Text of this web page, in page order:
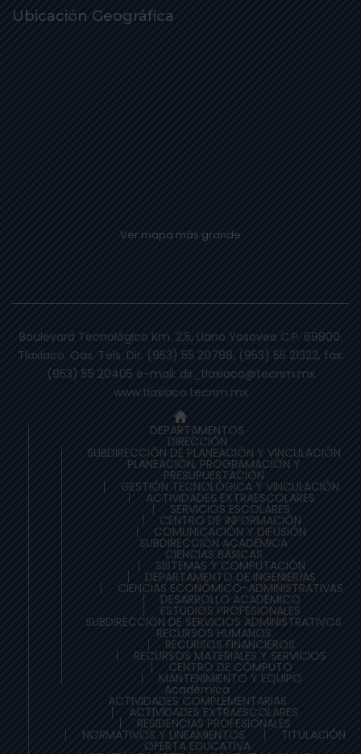
Ubicación Geográfica
Ver mapa más grande
Boulevard Tecnológico Km. 2.5, Llano Yosovee C.P. 69800.
Tlaxiaco. Oax. Tels. Dir. (953) 55 20788, (953) 55 21322, fax:
(953) 55 20405 e-mail: dir_tlaxiaco@tecnm.mx
www.tlaxiaco.tecnm.mx
DEPARTAMENTOS
DIRECCIÓN
SUBDIRECCIÓN DE PLANEACIÒN Y VINCULACIÓN
PLANEACIÓN, PROGRAMACIÓN Y
PRESUPUESTACIÓN
GESTIÓN TECNOLÓGICA Y VINCULACIÓN
ACTIVIDADES EXTRAESCOLARES
SERVICIOS ESCOLARES
CENTRO DE INFORMACIÓN
COMUNICACIÓN Y DIFUSIÓN
SUBDIRECCIÓN ACADÉMICA
CIENCIAS BÁSICAS
SISTEMAS Y COMPUTACIÓN
DEPARTAMENTO DE INGENIERÍAS
CIENCIAS ECONÓMICO-ADMINISTRATIVAS
DESARROLLO ACADÉMICO
ESTUDIOS PROFESIONALES
SUBDIRECCIÓN DE SERVICIOS ADMINISTRATIVOS
RECURSOS HUMANOS
RECURSOS FINANCIEROS
RECURSOS MATERIALES Y SERVICIOS
CENTRO DE CÓMPUTO
MANTENIMIENTO Y EQUIPO
Académica
ACTIVIDADES COMPLEMENTARIAS
ACTIVIDADES EXTRAESCOLARES
RESIDENCIAS PROFESIONALES
NORMATIVOS Y LINEAMIENTOS TITULACIÓN
OFERTA EDUCATIVA